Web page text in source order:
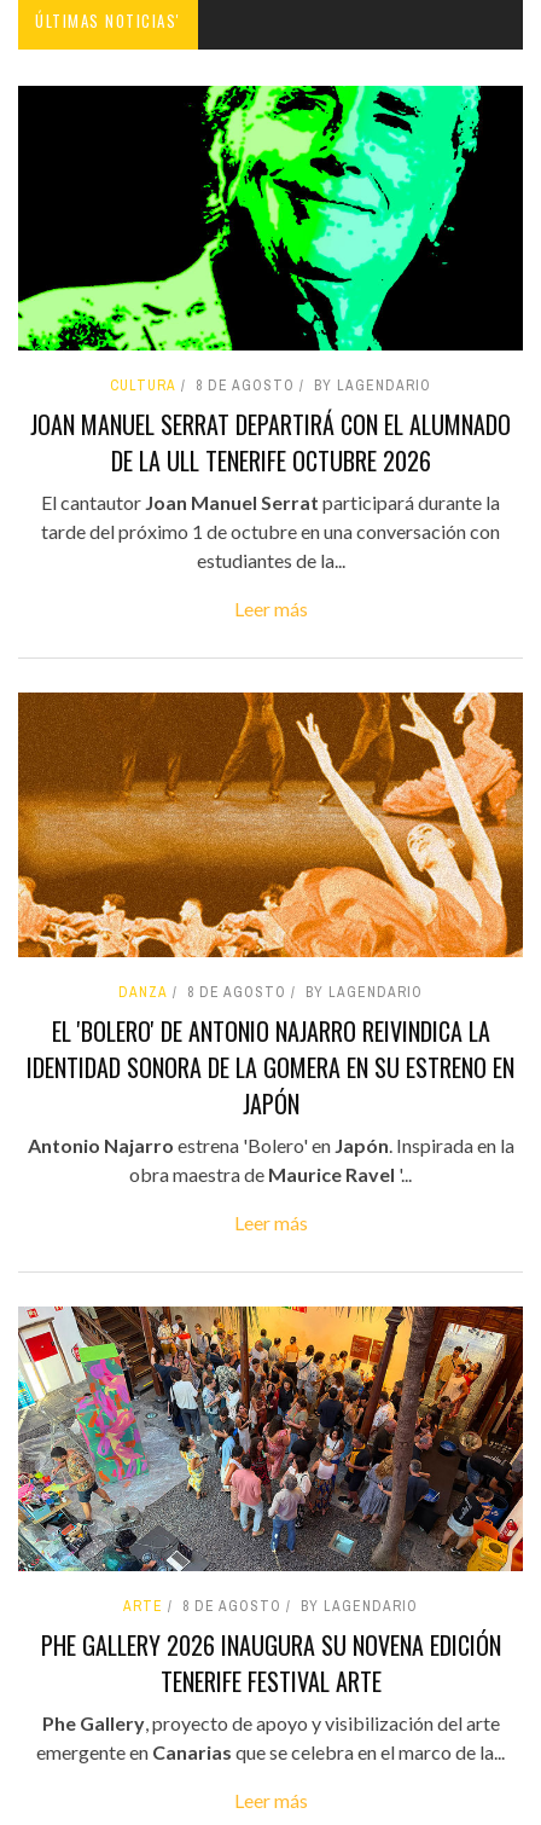
ÚLTIMAS NOTICIAS'
CULTURA 8 DE AGOSTO BY LAGENDARIO
JOAN MANUEL SERRAT DEPARTIRÁ CON EL ALUMNADO
DE LA ULL TENERIFE OCTUBRE 2026
El cantautor Joan Manuel Serrat participará durante la
tarde del próximo 1 de octubre en una conversación con
estudiantes de la...
Leer más
DANZA 8 DE AGOSTO BY LAGENDARIO
EL 'BOLERO' DE ANTONIO NAJARRO REIVINDICA LA
IDENTIDAD SONORA DE LA GOMERA EN SU ESTRENO EN
JAPÓN
Antonio Najarro estrena 'Bolero' en Japón. Inspirada en la
obra maestra de Maurice Ravel '...
Leer más
ARTE 8 DE AGOSTO BY LAGENDARIO
PHE GALLERY 2026 INAUGURA SU NOVENA EDICIÓN
TENERIFE FESTIVAL ARTE
Phe Gallery, proyecto de apoyo y visibilización del arte
emergente en Canarias que se celebra en el marco de la...
Leer más